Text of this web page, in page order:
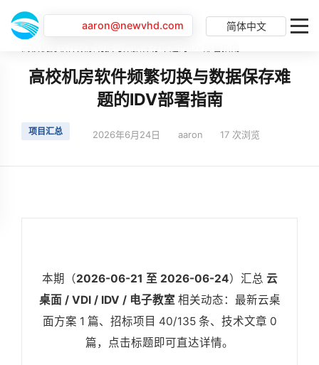
aaron@newvhd.com 简体中文
首页
最新动态
高校机房软件频繁切换与数据保存难
题的IDV部署指南
项目汇总 2026年6月24日 aaron 17 次浏览
本期（2026-06-21 至 2026-06-24）汇总 云
桌面 / VDI / IDV / 电子教室相关动态：最新云桌
面方案 1 篇、招标项目 40/135 条、技术文章 0
篇，点击标题即可直达详情。